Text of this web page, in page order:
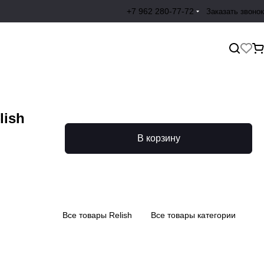
+7 962 280-77-72 Заказать звонок
В корзину
Все товары Relish Все товары категории